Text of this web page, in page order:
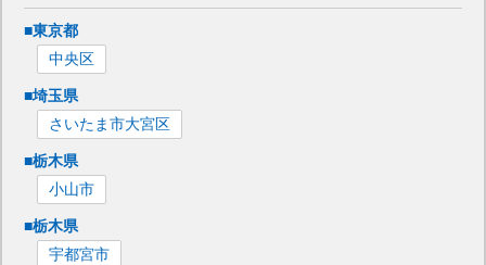
■東京都
中央区
■埼玉県
さいたま市大宮区
■栃木県
小山市
■栃木県
宇都宮市